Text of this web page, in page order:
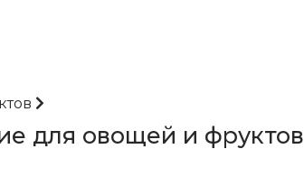
для овощей и фруктов